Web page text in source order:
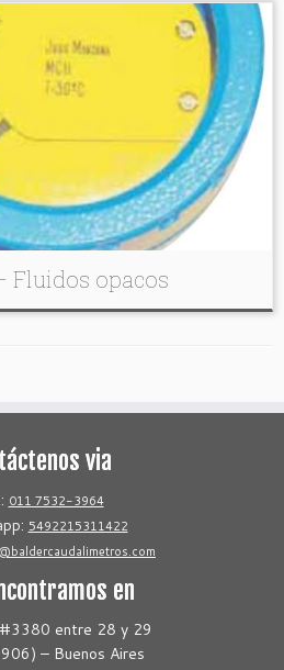
Fluidos opacos
via
011 7532-3964
5492215311422
en
entre 28 y 29
– Buenos Aires